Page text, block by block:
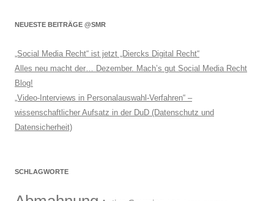
NEUESTE BEITRÄGE @SMR
„Social Media Recht“ ist jetzt „Diercks Digital Recht“
Alles neu macht der… Dezember. Mach’s gut Social Media Recht
Blog!
„Video-Interviews in Personalauswahl-Verfahren“ –
wissenschaftlicher Aufsatz in der DuD (Datenschutz und
Datensicherheit)
SCHLAGWORTE